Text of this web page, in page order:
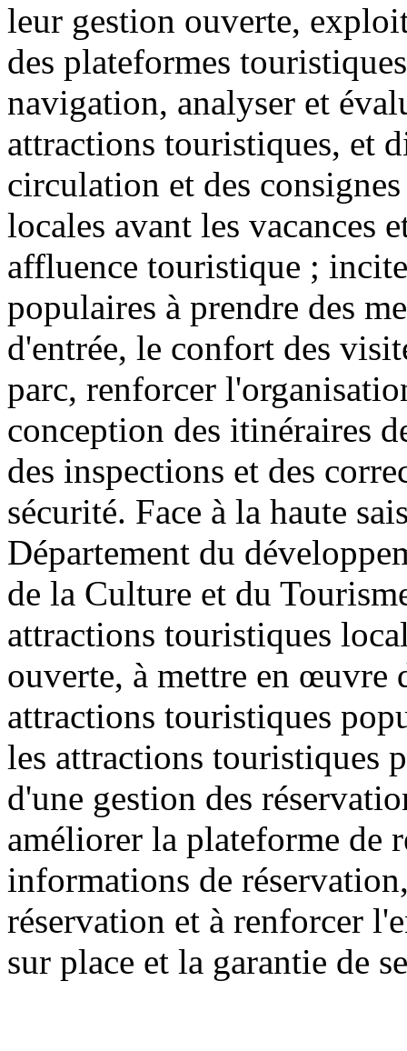
leur gestion ouverte,
des plateformes
navigation, analyser et
attractions touristiques, et
circulation et des
locales avant les vacances
affluence touristique ;
populaires à prendre des
d'entrée, le confort des
parc, renforcer
conception des itinéraires
des inspections et des
sécurité. Face à la haute
Département du
de la Culture et du
attractions touristiques
ouverte, à mettre en œuvre
attractions touristiques
les attractions touristiques
d'une gestion des
améliorer la plateforme de
informations de
réservation et à renforcer
sur place et la garantie de